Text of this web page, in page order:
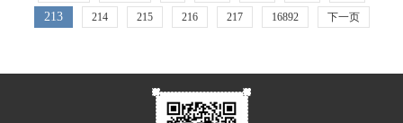
213 214 215 216 217 16892 下一页